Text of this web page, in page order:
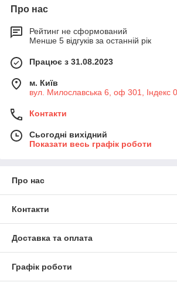
Про нас
Рейтинг не сформований
Менше 5 відгуків за останній рік
Працює з 31.08.2023
м. Київ
вул. Милославська 6, оф 301, Індекс
Контакти
Сьогодні вихідний
Показати весь графік роботи
Про нас
Контакти
Доставка та оплата
Графік роботи